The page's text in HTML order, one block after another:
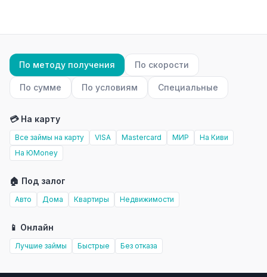
По методу получения По скорости
По сумме По условиям Специальные
💳 На карту
Все займы на карту VISA Mastercard МИР
На Киви
На ЮMoney
🏠 Под залог
Авто Дома Квартиры Недвижимости
📱 Онлайн
Лучшие займы Быстрые Без отказа